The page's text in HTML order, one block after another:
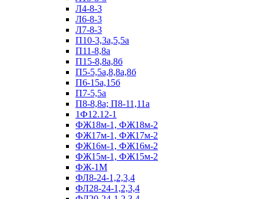
Л4-8-3
Л6-8-3
Л7-8-3
П10-3,3а,5,5а
П11-8,8а
П15-8,8а,8б
П5-5,5а,8,8а,8б
П6-15а,15б
П7-5,5а
П8-8,8а; П8-11,11а
1Ф12.12-1
ФЖ18м-1, ФЖ18м-2
ФЖ17м-1, ФЖ17м-2
ФЖ16м-1, ФЖ16м-2
ФЖ15м-1, ФЖ15м-2
ФЖ-1М
ФЛ8-24-1,2,3,4
ФЛ28-24-1,2,3,4